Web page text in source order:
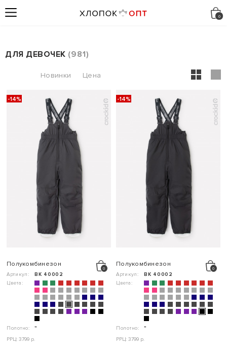
ДЛЯ ДЕВОЧЕК 981
-14%
Полукомбинезон
Артикул:
ВК 40002
Цвета:
Полотно:
"
РРЦ: 3799 р.
-14%
Полукомбинезон
Артикул:
ВК 40002
Цвета:
Полотно:
"
РРЦ: 3799 р.